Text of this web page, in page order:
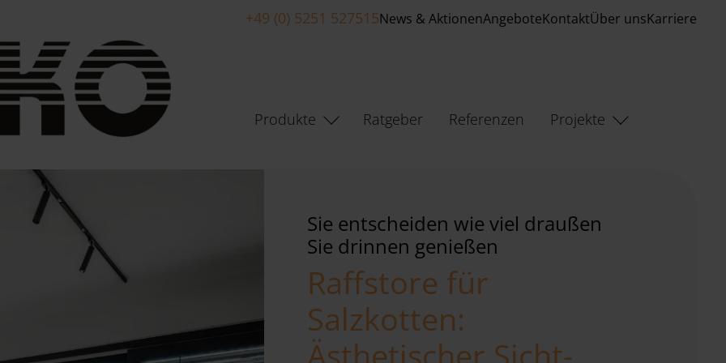
+49 (0) 5251 527515News & AktionenAngeboteKontaktÜber unsKarriere
Produkte
Ratgeber Referenzen Projekte
Sie entscheiden wie viel draußen
Sie drinnen genießen
Raffstore für
Salzkotten: